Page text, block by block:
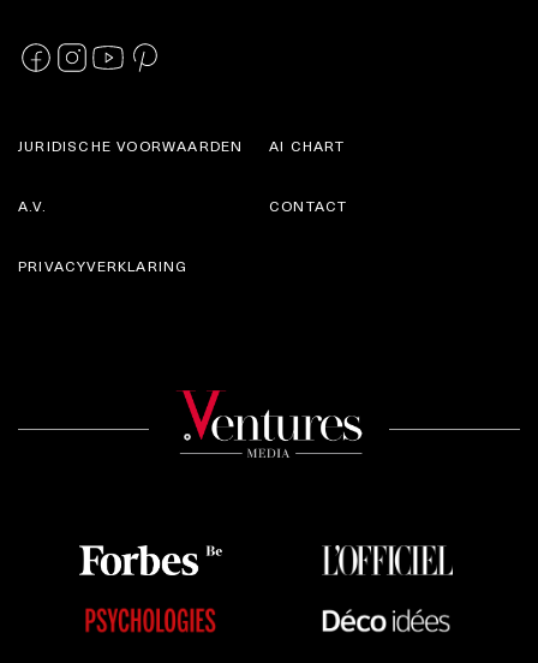
JURIDISCHE VOORWAARDEN
A.V.
AI CHART
CONTACT
PRIVACYVERKLARING